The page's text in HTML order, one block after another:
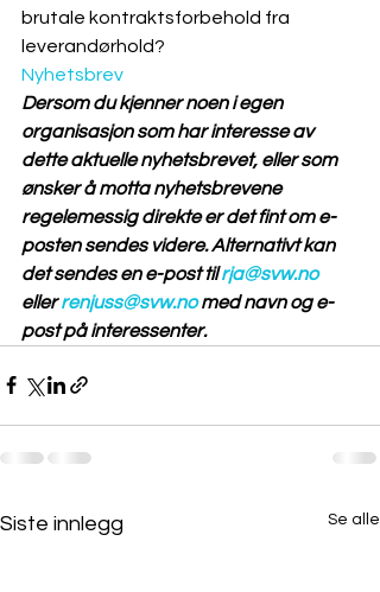
brutale kontraktsforbehold fra
leverandørhold?
Nyhetsbrev
Dersom du kjenner noen i egen
organisasjon som har interesse av
dette aktuelle nyhetsbrevet, eller som
ønsker å motta nyhetsbrevene
regelemessig direkte er det fint om e-
posten sendes videre. Alternativt kan
det sendes en e-post til rja@svw.no
eller renjuss@svw.no med navn og e-
post på interessenter.
Siste innlegg Se alle